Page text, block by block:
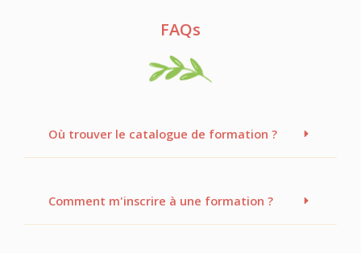
FAQs
Où trouver le catalogue de formation ?
Comment m'inscrire à une formation ?